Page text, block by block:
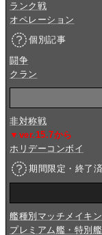
ランク戦
オペレーション
個別記事
闘争
クラン
非対称戦
▼ver.15.7から
ホリデーコンボイ
期間限定・終了
艦種別マッチメイキ
プレミアム艦・特別